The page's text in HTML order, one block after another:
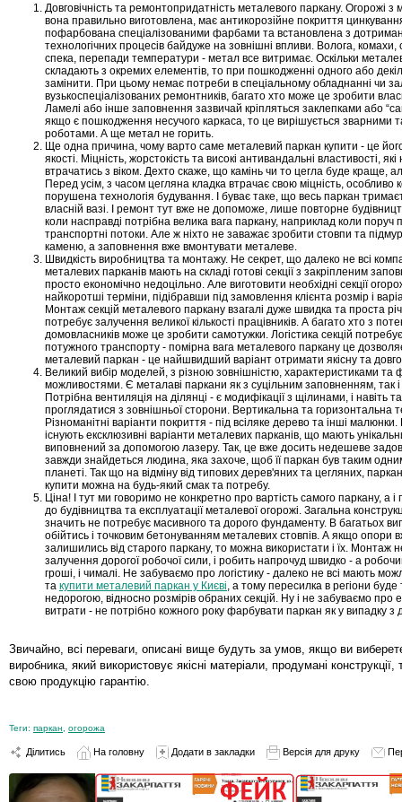
Довговічність та ремонтопридатність металевого паркану. Огорожі з
вона правильно виготовлена, має антикорозійне покриття
пофарбована спеціалізованими фарбами та встановлена з
технологічних процесів байдуже на зовнішні впливи. Волога, комахи,
спека, перепади температури - метал все витримає. Оскільки
складають з окремих елементів, то при пошкодженні одного або
замінити. При цьому немає потреби в спеціальному обладнанні чи
вузькоспеціалізованих ремонтників, багато хто може це зробити
Ламелі або інше заповнення зазвичай кріпляться заклепками або
якщо є пошкодження несучого каркаса, то це вирішується зварними
роботами. А ще метал не горить.
Ще одна причина, чому варто саме металевий паркан купити - це його
якості. Міцність, жорстокість та високі антивандальні властивості,
втрачатись з віком. Дехто скаже, що камінь чи то цегла буде краще,
Перед усім, з часом цегляна кладка втрачає свою міцність, особливо
порушена технологія будування. І буває таке, що весь паркан
власній вазі. І ремонт тут вже не допоможе, лише повторне
коли насправді потрібна велика вага паркану, наприклад коли поруч
транспортні потоки. Але ж ніхто не заважає зробити стовпи та
каменю, а заповнення вже вмонтувати металеве.
Швидкість виробництва та монтажу. Не секрет, що далеко не всі
металевих парканів мають на складі готові секції з закріпленим
просто економічно недоцільно. Але виготовити необхідні секції
найкоротші терміни, підібравши під замовлення клієнта розмір і
Монтаж секцій металевого паркану взагалі дуже швидка та проста
потребує залучення великої кількості працівників. А багато хто з
домовласників може це зробити самотужки. Логістика секцій
потужного транспорту - помірна вага металевого паркану це
металевий паркан - це найшвидший варіант отримати якісну та
Великий вибір моделей, з різною зовнішністю, характеристиками та
можливостями. Є металаві паркани як з суцільним заповненням, так і
Потрібна вентиляція на ділянці - є модифікації з щілинами, і навіть
проглядатися з зовнішньої сторони. Вертикальна та горизонтальна
Різноманітні варіанти покриття - під всіляке дерево та інші
існують ексклюзивні варіанти металевих парканів, що мають
виповнений за допомогою лазеру. Так, це вже досить недешеве
завжди знайдеться людина, яка захоче, щоб її паркан був таким
планеті. Так що на відміну від типових дерев'яних та цегляних,
купити можна на будь-який смак та потребу.
Ціна! І тут ми говоримо не конкретно про вартість самого паркану, а
до будівництва та експлуатації металевої огорожі. Загальна
значить не потребує масивного та дорого фундаменту. В багатьох
обійтись і точковим бетонуванням металевих стовпів. А якщо опори
залишились від старого паркану, то можна використати і їх. Монтаж
залучення дорогої робочої сили, і робить напрочуд швидко - а
гроші, і чималі. Не забуваємо про логістику - далеко не всі мають
та купити металевий паркан у Києві , а тому пересилка в регіони
недорогою, відносно розмірів обраних секцій. Ну і не забуваємо про
витрати - не потрібно кожного року фарбувати паркан як у випадку з
Звичайно, всі переваги, описані вище будуть за умов, якщо ви
виробника, який використовує якісні матеріали, продумані
свою продукцію гарантію.
Теги: паркан огорожа
Ділитись На головну Додати в закладки Версія для друку